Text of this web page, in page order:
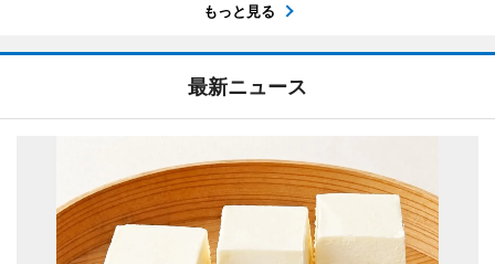
もっと見る
最新ニュース